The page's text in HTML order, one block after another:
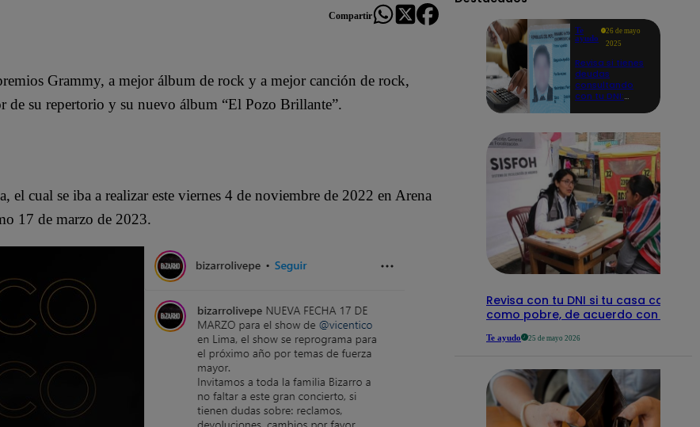
Compartir
Grammy, a mejor álbum de rock y a mejor canción de rock,
su repertorio y su nuevo álbum “El Pozo Brillante”.
cual se iba a realizar este viernes 4 de noviembre de 2022 en Arena
17 de marzo de 2023.
Te
ayudo
26 de mayo
2025
Revisa si tienes
deudas
consultando
con tu DNI:
detalles
Revisa con tu DNI si tu casa califica
como pobre, de acuerdo con el
Te ayudo 25 de mayo 2026